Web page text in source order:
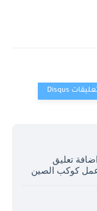
تعليق
كوكب الصين